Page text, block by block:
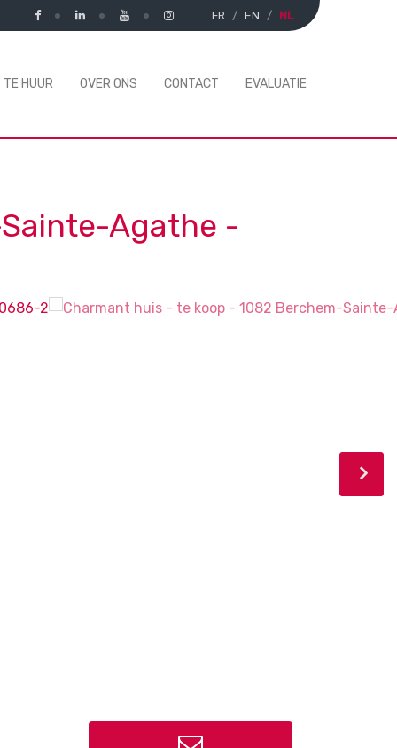
FR EN NL
TE HUUR OVER ONS CONTACT EVALUATIE
Agathe -